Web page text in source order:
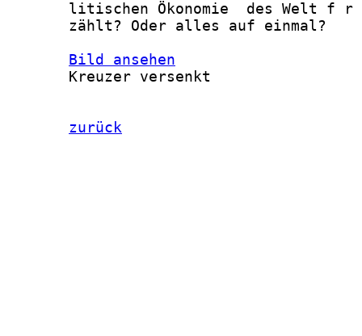
Bild ansehen
       Kreuzer versenkt
zurück